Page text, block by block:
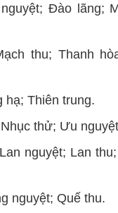
Đào lãng;
thu; Thanh
hạ; Thiên trung.
thử; Ưu
nguyệt; Lan
nguyệt; Quế thu.